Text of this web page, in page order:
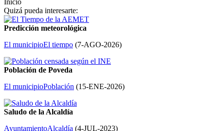
Inicio
Quizá pueda interesarte:
Predicción meteorológica
El municipioEl tiempo (7-AGO-2026)
Población de Poveda
El municipioPoblación (15-ENE-2026)
Saludo de la Alcaldía
AyuntamientoAlcaldía (4-JUL-2023)